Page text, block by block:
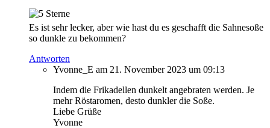
Es ist sehr lecker, aber wie hast du es geschafft die Sahnesoße
so dunkle zu bekommen?
Antworten
Yvonne_E am 21. November 2023 um 09:13
Indem die Frikadellen dunkelt angebraten werden. Je
mehr Röstaromen, desto dunkler die Soße.
Liebe Grüße
Yvonne